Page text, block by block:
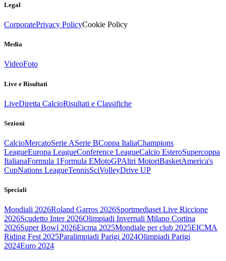
Legal
CorporatePrivacy PolicyCookie Policy
Media
VideoFoto
Live e Risultati
LiveDiretta CalcioRisultati e Classifiche
Sezioni
CalcioMercatoSerie ASerie BCoppa ItaliaChampions
LeagueEuropa LeagueConference LeagueCalcio EsteroSupercoppa
ItalianaFormula 1Formula EMotoGPAltri MotoriBasketAmerica's
CupNations LeagueTennisSciVolleyDrive UP
Speciali
Mondiali 2026Roland Garros 2026Sportmediaset Live Riccione
2026Scudetto Inter 2026Olimpiadi Invernali Milano Cortina
2026Super Bowl 2026Eicma 2025Mondiale per club 2025EICMA
Riding Fest 2025Paralimpiadi Parigi 2024Olimpiadi Parigi
2024Euro 2024